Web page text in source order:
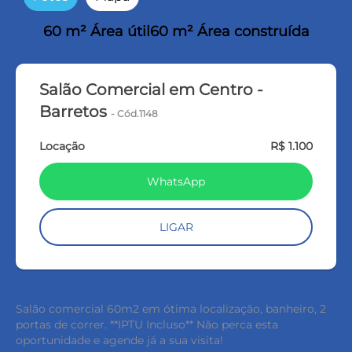
60 m² Área útil60 m² Área construída
Salão Comercial em Centro -
Barretos - Cód.1148
Locação R$ 1.100
WhatsApp
LIGAR
Salão comercial 60m2 em ótima localização, banheiro, 2
portas de correr. **IPTU Incluso** Não perca esta
oportunidade e agende já a sua visita!